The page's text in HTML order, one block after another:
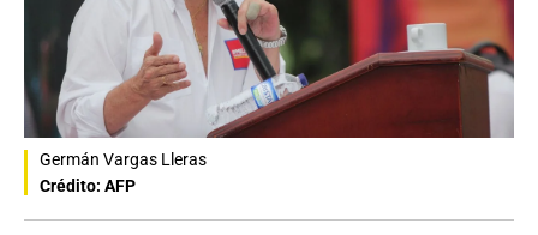
Germán Vargas Lleras
Crédito: AFP